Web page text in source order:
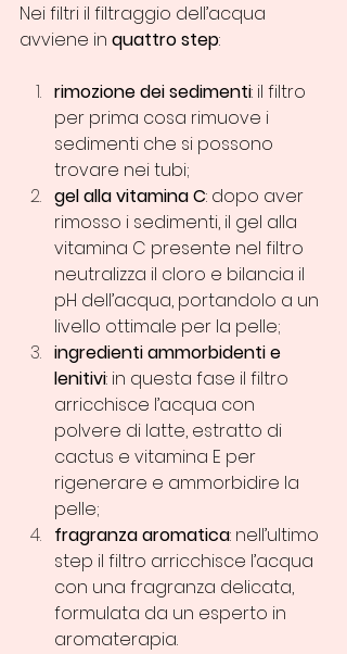
Nei filtri il filtraggio dell’acqua
avviene in quattro step:
rimozione dei sedimenti: il filtro
per prima cosa rimuove i
sedimenti che si possono
trovare nei tubi;
gel alla vitamina C: dopo aver
rimosso i sedimenti, il gel alla
vitamina C presente nel filtro
neutralizza il cloro e bilancia il
pH dell’acqua, portandolo a un
livello ottimale per la pelle;
ingredienti ammorbidenti e
lenitivi: in questa fase il filtro
arricchisce l’acqua con
polvere di latte, estratto di
cactus e vitamina E per
rigenerare e ammorbidire la
pelle;
fragranza aromatica: nell’ultimo
step il filtro arricchisce l’acqua
con una fragranza delicata,
formulata da un esperto in
aromaterapia.